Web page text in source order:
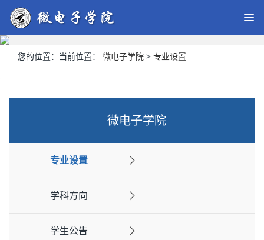
您的位置： 当前位置： 微电子学院 > 专业设置
微电子学院
专业设置
学科方向
学生公告